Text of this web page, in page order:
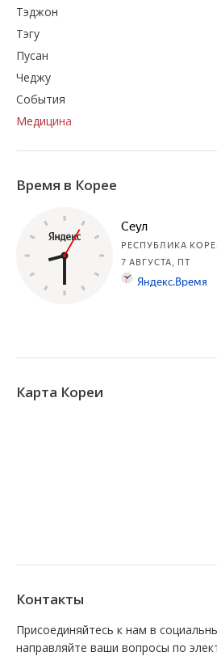
Тэджон
Тэгу
Пусан
Чеджу
События
Медицина
Время в Корее
Карта Кореи
Контакты
Присоединяйтесь к нам в
направляйте ваши вопросы по